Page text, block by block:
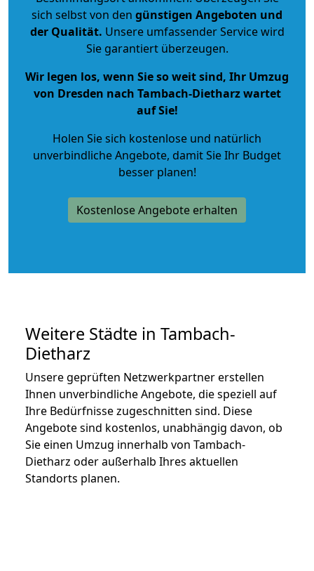
sich selbst von den günstigen Angeboten und
der Qualität. Unsere umfassender Service wird
Sie garantiert überzeugen.
Wir legen los, wenn Sie so weit sind, Ihr Umzug
von Dresden nach Tambach-Dietharz wartet
auf Sie!
Holen Sie sich kostenlose und natürlich
unverbindliche Angebote, damit Sie Ihr Budget
besser planen!
Kostenlose Angebote erhalten
Weitere Städte in Tambach-
Dietharz
Unsere geprüften Netzwerkpartner erstellen
Ihnen unverbindliche Angebote, die speziell auf
Ihre Bedürfnisse zugeschnitten sind. Diese
Angebote sind kostenlos, unabhängig davon, ob
Sie einen Umzug innerhalb von Tambach-
Dietharz oder außerhalb Ihres aktuellen
Standorts planen.